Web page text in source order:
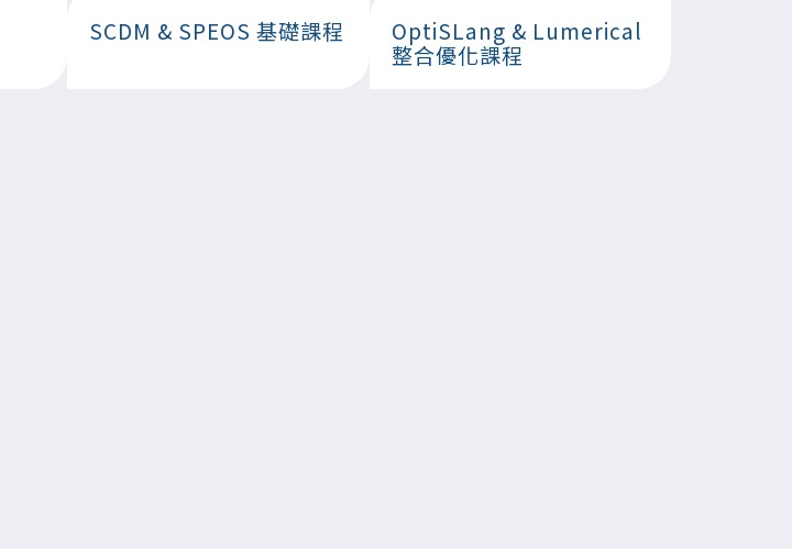
SCDM & SPEOS 基礎課程
OptiSLang & Lumerical
整合優化課程